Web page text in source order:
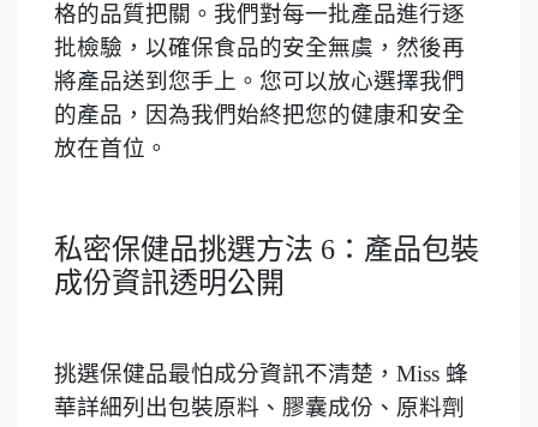
格的品質把關。我們對每一批產品進行逐
批檢驗，以確保食品的安全無虞，然後再
將產品送到您手上。您可以放心選擇我們
的產品，因為我們始終把您的健康和安全
放在首位。
私密保健品挑選方法 6：產品包裝
成份資訊透明公開
挑選保健品最怕成分資訊不清楚，Miss 蜂
華詳細列出包裝原料、膠囊成份、原料劑